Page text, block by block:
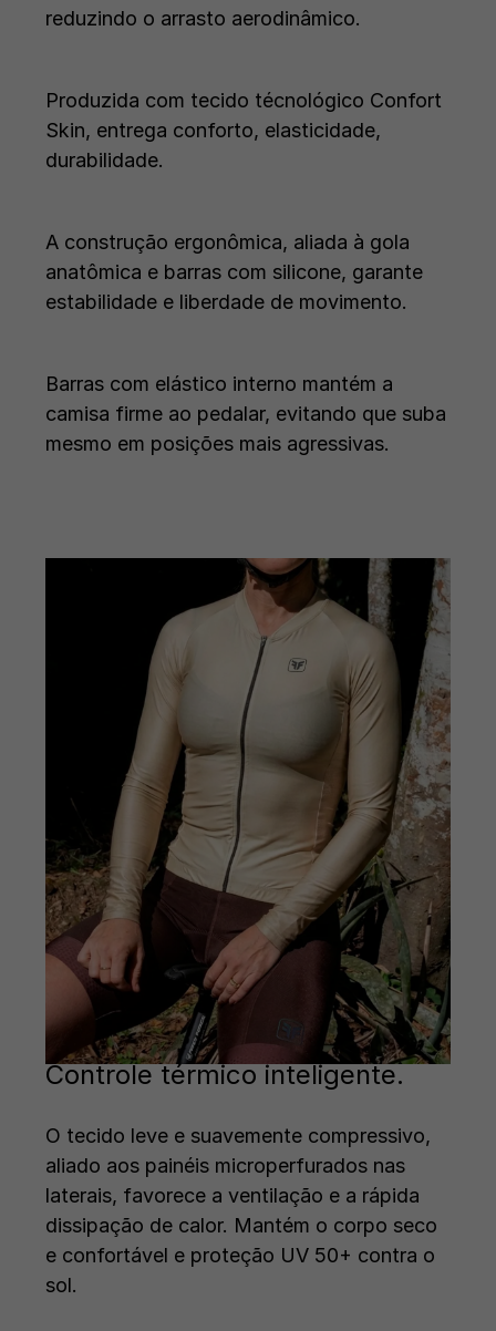
reduzindo o arrasto aerodinâmico.
Produzida com tecido técnológico Confort
Skin, entrega conforto, elasticidade,
durabilidade.
A construção ergonômica, aliada à gola
anatômica e barras com silicone, garante
estabilidade e liberdade de movimento.
Barras com elástico interno mantém a
camisa firme ao pedalar, evitando que suba
mesmo em posições mais agressivas.
Controle térmico inteligente.
O tecido leve e suavemente compressivo,
aliado aos painéis microperfurados nas
laterais, favorece a ventilação e a rápida
dissipação de calor. Mantém o corpo seco
e confortável e proteção UV 50+ contra o
sol.